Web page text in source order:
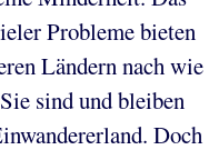
Probleme bieten
Ländern nach wie
sind und bleiben
Doch